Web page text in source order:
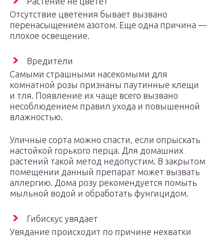
Отсутствие цветения бывает вызвано
перенасыщением азотом. Еще одна причина —
плохое освещение.
Вредители
Самыми страшными насекомыми для
комнатной розы признаны паутинные клещи
и тля. Появление их чаще всего вызвано
несоблюдением правил ухода и повышенной
влажностью.
Уличные сорта можно спасти, если опрыскать
настойкой горького перца. Для домашних
растений такой метод недопустим. В закрытом
помещении данный препарат может вызвать
аллергию. Дома розу рекомендуется помыть
мыльной водой и обработать фунгицидом.
Гибискус увядает
Увядание происходит по причине нехватки